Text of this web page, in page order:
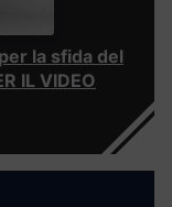
la sfida del
IL VIDEO